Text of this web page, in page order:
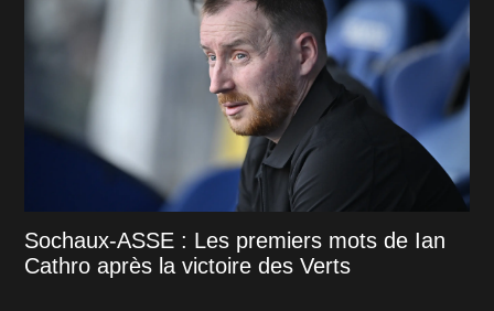
Sochaux-ASSE : Les premiers mots de Ian
Cathro après la victoire des Verts